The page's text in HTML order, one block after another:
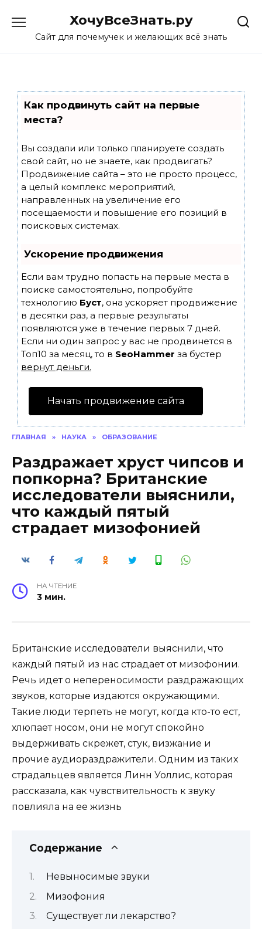
content
ХочуВсеЗнать.ру
Сайт для почемучек и желающих всё знать
Как продвинуть сайт на первые
места?
Вы создали или только планируете создать
свой сайт, но не знаете, как продвигать?
Продвижение сайта – это не просто процесс,
а целый комплекс мероприятий,
направленных на увеличение его
посещаемости и повышение его позиций в
поисковых системах.
Ускорение продвижения
Если вам трудно попасть на первые места в
поиске самостоятельно, попробуйте
технологию Буст, она ускоряет продвижение
в десятки раз, а первые результаты
появляются уже в течение первых 7 дней.
Если ни один запрос у вас не продвинется в
Топ10 за месяц, то в SeoHammer за бустер
вернут деньги.
Начать продвижение сайта
ГЛАВНАЯ » НАУКА » ОБРАЗОВАНИЕ
Раздражает хруст чипсов и
попкорна? Британские
исследователи выяснили,
что каждый пятый
страдает мизофонией
НА ЧТЕНИЕ
3 мин.
Британские исследователи выяснили, что
каждый пятый из нас страдает от мизофонии.
Речь идет о непереносимости раздражающих
звуков, которые издаются окружающими.
Такие люди терпеть не могут, когда кто-то ест,
хлюпает носом, они не могут спокойно
выдерживать скрежет, стук, визжание и
прочие аудиораздражители. Одним из таких
страдальцев является Линн Уоллис, которая
рассказала, как чувствительность к звуку
повлияла на ее жизнь
Содержание
Невыносимые звуки
Мизофония
Существует ли лекарство?